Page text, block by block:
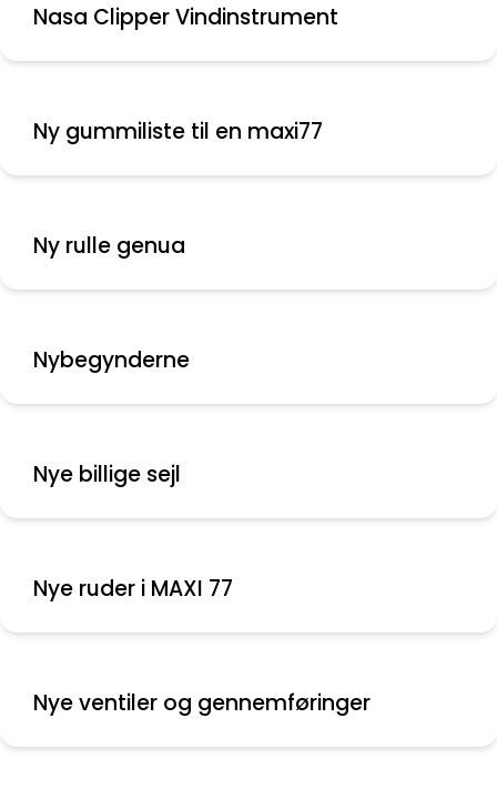
Nasa Clipper Vindinstrument
Ny gummiliste til en maxi77
Ny rulle genua
Nybegynderne
Nye billige sejl
Nye ruder i MAXI 77
Nye ventiler og gennemføringer